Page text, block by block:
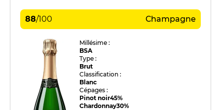
88/100 Champagne
Millésime :
BSA
Type :
Brut
Classification :
Blanc
Cépages :
Pinot noir45%
Chardonnay30%